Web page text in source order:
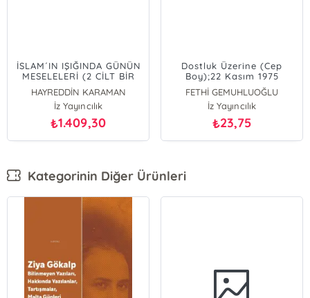
İSLAM´IN IŞIĞINDA GÜNÜN
MESELELERİ (2 CİLT BİR
ARADA)
HAYREDDİN KARAMAN
İz Yayıncılık
₺1.409,30
Dostluk Üzerine (Cep
Boy);22 Kasım 1975
FETHİ GEMUHLUOĞLU
İz Yayıncılık
₺23,75
Kategorinin Diğer Ürünleri